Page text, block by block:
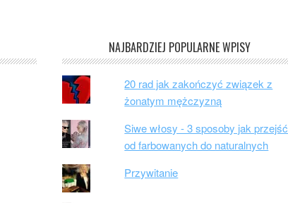
NAJBARDZIEJ POPULARNE WPISY
20 rad jak zakończyć związek z
żonatym mężczyzną
Siwe włosy - 3 sposoby jak przejść
od farbowanych do naturalnych
Przywitanie